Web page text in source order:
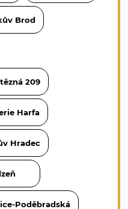
Brod
209
Harfa
Hradec
Poděbradská